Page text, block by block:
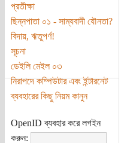
প্রতীক্ষা
ছিন্নপাতা ০১ - সাম্যবাদী যৌনতা?
বিদায়, ঋতুপর্ণ!
সূচনা
ডেইলি মেইল ০৩
নিরাপদে কম্পিউটার এবং ইন্টারনেট
ব্যবহারের কিছু নিয়ম কানুন
OpenID ব্যবহার করে লগইন
করুন: